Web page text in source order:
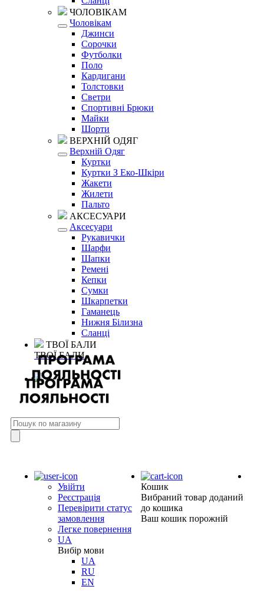
ЧОЛОВІКАМ
Чоловікам
Джинси
Сорочки
Футболки
Поло
Кардигани
Толстовки
Светри
Спортивні Брюки
Майки
Шорти
ВЕРХНІЙ ОДЯГ
Верхній Одяг
Куртки
Куртки З Еко-Шкіри
Жакети
Жилети
Пальто
АКСЕСУАРИ
Аксесуари
Рукавички
Шарфи
Шапки
Ремені
Кепки
Сумки
Шкарпетки
Гаманець
Нижня Білизна
Сланці
ТВОЇ БАЛИ
ТВОЇ БАЛИ
Увійти
Реєстрація
Перевірити статус
замовлення
Легке повернення
UA
Вибір мови
UA
RU
EN
Кошик
Вибраний товар доданий
до кошика
Ваш кошик порожній